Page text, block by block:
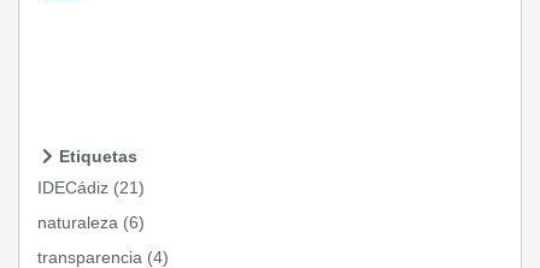
Etiquetas
IDECádiz (21)
naturaleza (6)
transparencia (4)